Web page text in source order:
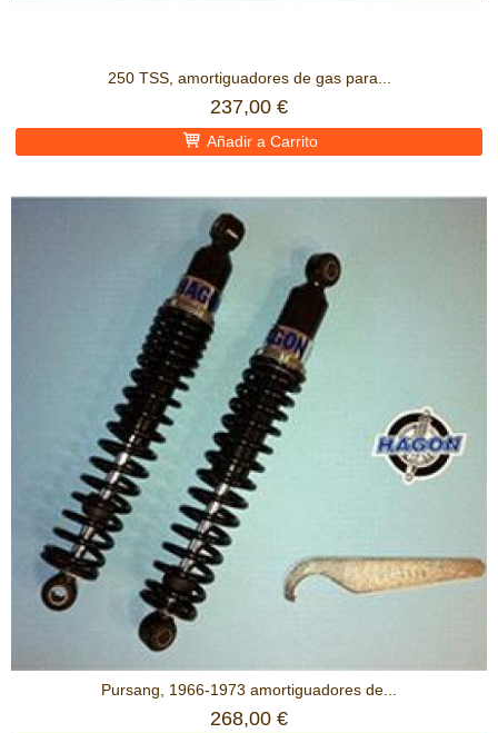
250 TSS, amortiguadores de gas para...
237,00 €
Añadir a Carrito
Pursang, 1966-1973 amortiguadores de...
268,00 €